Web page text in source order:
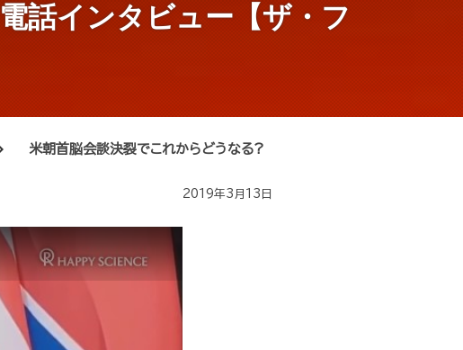
話インタビュー【ザ・フ
米朝首脳会談決裂でこれからどうなる?
2019年3月13日